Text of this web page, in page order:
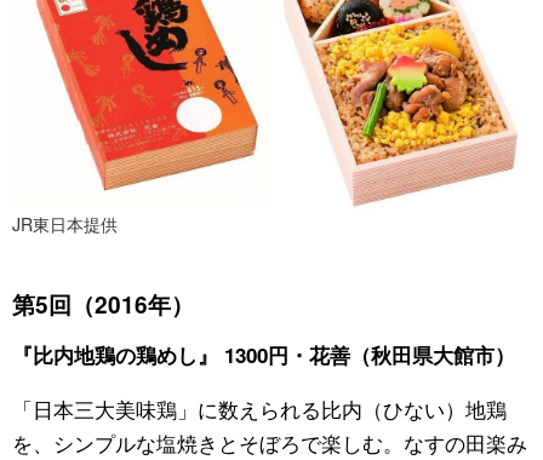
JR東日本提供
第5回（2016年）
『比内地鶏の鶏めし』 1300円・花善（秋田県大館市）
「日本三大美味鶏」に数えられる比内（ひない）地鶏
を、シンプルな塩焼きとそぼろで楽しむ。なすの田楽み